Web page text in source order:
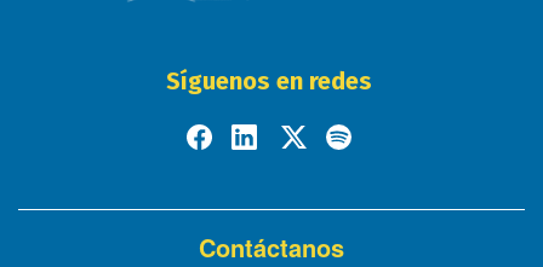
Síguenos en redes
Contáctanos